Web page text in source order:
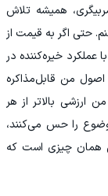
همیشه تلاش
حتی اگر به قیمت از
خیره‌کننده در
من قابل‌مذاکره
ارزشی بالاتر از هر
را حس می‌کنند،
همان چیزی است که